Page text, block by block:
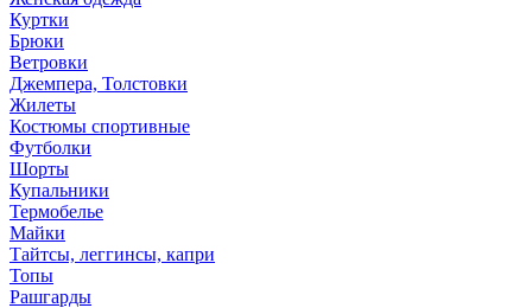
Куртки
Брюки
Ветровки
Джемпера, Толстовки
Жилеты
Костюмы спортивные
Футболки
Шорты
Купальники
Термобелье
Майки
Тайтсы, леггинсы, капри
Топы
Рашгарды